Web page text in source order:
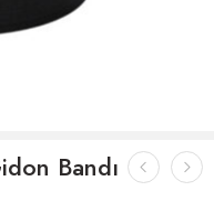
Bandı